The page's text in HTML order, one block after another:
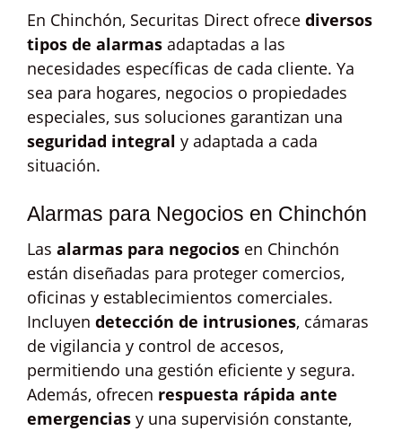
En Chinchón, Securitas Direct ofrece diversos
tipos de alarmas adaptadas a las
necesidades específicas de cada cliente. Ya
sea para hogares, negocios o propiedades
especiales, sus soluciones garantizan una
seguridad integral y adaptada a cada
situación.
Alarmas para Negocios en Chinchón
Las alarmas para negocios en Chinchón
están diseñadas para proteger comercios,
oficinas y establecimientos comerciales.
Incluyen detección de intrusiones, cámaras
de vigilancia y control de accesos,
permitiendo una gestión eficiente y segura.
Además, ofrecen respuesta rápida ante
emergencias y una supervisión constante,